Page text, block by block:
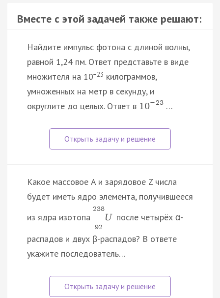
Вместе с этой задачей также решают:
Найдите импульс фотона с длиной волны,
равной 1,24 пм. Ответ представьте в виде
множителя на 10−23 килограммов,
умноженных на метр в секунду, и
округлите до целых. Ответ в 10− 23…
Какое массовое A и зарядовое Z числа
будет иметь ядро элемента, получившееся
из ядра изотопа
238
92
U после четырёх α-
распадов и двух β-распадов? В ответе
укажите последователь…